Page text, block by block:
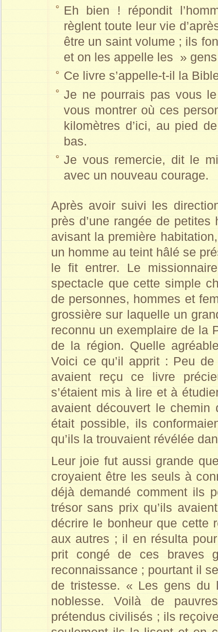
Eh bien ! répondit
règlent toute leur vie
être un saint volume ; ils
et on les appelle les »
Ce livre s’appelle-t-il la
Je ne pourrais pas vous
vous montrer où ces
kilomètres d’ici, au pied
bas.
Je vous remercie, dit le
avec un nouveau courage.
Après avoir suivi les
près d’une rangée de
avisant la première
un homme au teint hâlé se
le fit entrer. Le
spectacle que cette simple
de personnes, hommes et
grossière sur laquelle un
reconnu un exemplaire de la
de la région. Quelle
Voici ce qu’il apprit : Peu
avaient reçu ce livre
s’étaient mis à lire et à
avaient découvert le
était possible, ils
qu’ils la trouvaient révélée
Leur joie fut aussi grande
croyaient être les seuls à
déjà demandé comment ils
trésor sans prix qu’ils
décrire le bonheur que cette
aux autres ; il en résulta
prit congé de ces braves
reconnaissance ; pourtant il
de tristesse. « Les gens du
noblesse. Voilà de
prétendus civilisés ; ils